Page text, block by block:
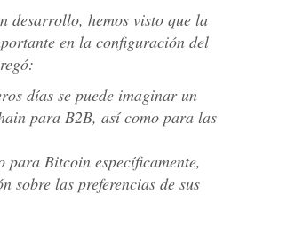
desarrollo, hemos visto que la
en la configuración del
días se puede imaginar un
para B2B, así como para las
para Bitcoin específicamente,
sobre las preferencias de sus